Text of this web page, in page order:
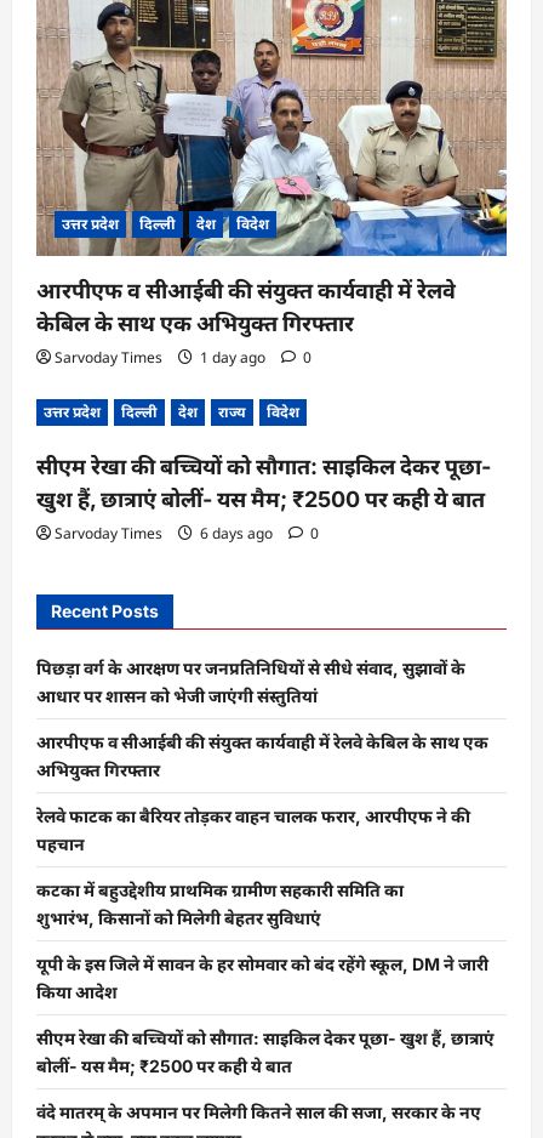
उत्तर प्रदेश दिल्ली देश विदेश
आरपीएफ व सीआईबी की संयुक्त कार्यवाही में रेलवे
केबिल के साथ एक अभियुक्त गिरफ्तार
Sarvoday Times 1 day ago 0
उत्तर प्रदेश दिल्ली देश राज्य विदेश
सीएम रेखा की बच्चियों को सौगात: साइकिल देकर पूछा-
खुश हैं, छात्राएं बोलीं- यस मैम; ₹2500 पर कही ये बात
Sarvoday Times 6 days ago 0
Recent Posts
पिछड़ा वर्ग के आरक्षण पर जनप्रतिनिधियों से सीधे संवाद, सुझावों के
आधार पर शासन को भेजी जाएंगी संस्तुतियां
आरपीएफ व सीआईबी की संयुक्त कार्यवाही में रेलवे केबिल के साथ एक
अभियुक्त गिरफ्तार
रेलवे फाटक का बैरियर तोड़कर वाहन चालक फरार, आरपीएफ ने की
पहचान
कटका में बहुउद्देशीय प्राथमिक ग्रामीण सहकारी समिति का
शुभारंभ, किसानों को मिलेगी बेहतर सुविधाएं
यूपी के इस जिले में सावन के हर सोमवार को बंद रहेंगे स्कूल, DM ने जारी
किया आदेश
सीएम रेखा की बच्चियों को सौगात: साइकिल देकर पूछा- खुश हैं, छात्राएं
बोलीं- यस मैम; ₹2500 पर कही ये बात
वंदे मातरम् के अपमान पर मिलेगी कितने साल की सजा, सरकार के नए